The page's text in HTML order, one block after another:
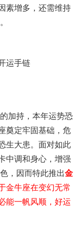
素增多，还需维持
运手链
加持，本年运势恐
奠定牢固基础，危
生大患。面对如此
中调和身心，增强
，因而特此推出金
金牛座在变幻无常
能一帆风顺，好运